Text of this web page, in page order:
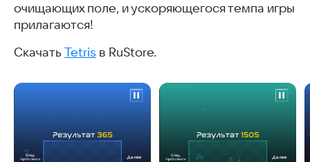
очищающих поле, и ускоряющегося темпа игры
прилагаются!
Скачать Tetris в RuStore.